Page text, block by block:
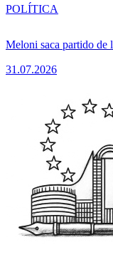
Meloni saca partido de
31.07.2026
POLÍTICA